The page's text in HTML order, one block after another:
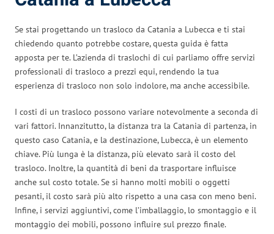
Se stai progettando un trasloco da Catania a Lubecca e ti stai
chiedendo quanto potrebbe costare, questa guida è fatta
apposta per te. L’azienda di traslochi di cui parliamo offre servizi
professionali di trasloco a prezzi equi, rendendo la tua
esperienza di trasloco non solo indolore, ma anche accessibile.
I costi di un trasloco possono variare notevolmente a seconda di
vari fattori. Innanzitutto, la distanza tra la Catania di partenza, in
questo caso Catania, e la destinazione, Lubecca, è un elemento
chiave. Più lunga è la distanza, più elevato sarà il costo del
trasloco. Inoltre, la quantità di beni da trasportare influisce
anche sul costo totale. Se si hanno molti mobili o oggetti
pesanti, il costo sarà più alto rispetto a una casa con meno beni.
Infine, i servizi aggiuntivi, come l’imballaggio, lo smontaggio e il
montaggio dei mobili, possono influire sul prezzo finale.